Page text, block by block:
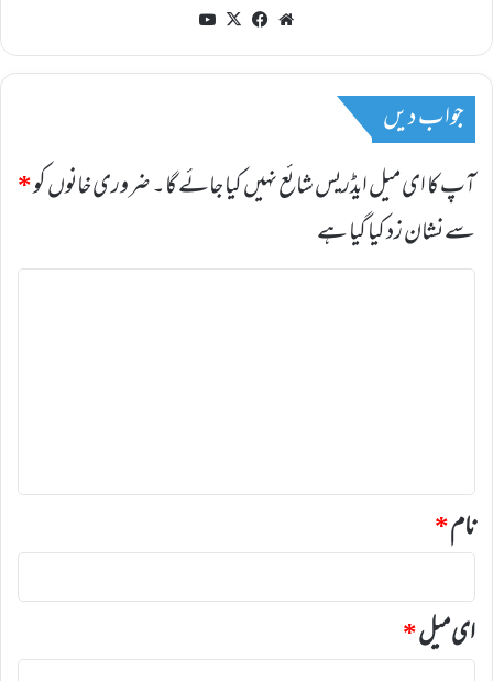
Website
Facebook
X
جواب دیں
آپ کا ای میل ایڈریس شائع نہیں کیا جائے گا۔ضروری خانوں کو*
سے نشان زد کیا گیا ہے
ت
نام*
ای میل*